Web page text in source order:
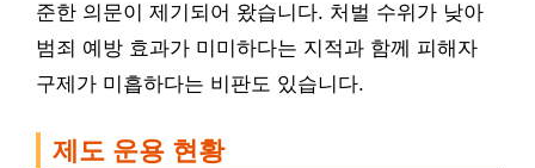
준한 의문이 제기되어 왔습니다. 처벌 수위가 낮아
범죄 예방 효과가 미미하다는 지적과 함께 피해자
구제가 미흡하다는 비판도 있습니다.
제도 운용 현황